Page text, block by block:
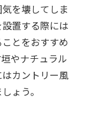
を壊してしま
置する際には
とをおすすめ
やナチュラル
カントリー風
ょう。